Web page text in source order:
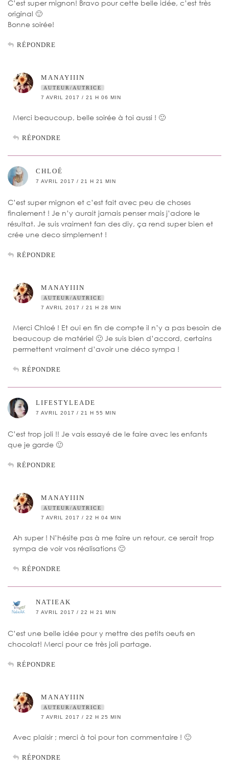
C’est super mignon! Bravo pour cette belle idée, c’est très
original 🙂
Bonne soirée!
RÉPONDRE
MANAYIIIN
AUTEUR/AUTRICE
7 AVRIL 2017 / 21 H 06 MIN
Merci beaucoup, belle soirée à toi aussi ! 🙂
RÉPONDRE
CHLOÉ
7 AVRIL 2017 / 21 H 21 MIN
C’est super mignon et c’est fait avec peu de choses
finalement ! Je n’y aurait jamais penser mais j’adore le
résultat. Je suis vraiment fan des diy, ça rend super bien et
crée une deco simplement !
RÉPONDRE
MANAYIIIN
AUTEUR/AUTRICE
7 AVRIL 2017 / 21 H 28 MIN
Merci Chloé ! Et oui en fin de compte il n’y a pas besoin de
beaucoup de matériel 🙂 Je suis bien d’accord, certains
permettent vraiment d’avoir une déco sympa !
RÉPONDRE
LIFESTYLEADE
7 AVRIL 2017 / 21 H 55 MIN
C’est trop joli !! Je vais essayé de le faire avec les enfants
que je garde 🙂
RÉPONDRE
MANAYIIIN
AUTEUR/AUTRICE
7 AVRIL 2017 / 22 H 04 MIN
Ah super ! N’hésite pas à me faire un retour, ce serait trop
sympa de voir vos réalisations 🙂
RÉPONDRE
NATIEAK
7 AVRIL 2017 / 22 H 21 MIN
C’est une belle idée pour y mettre des petits oeufs en
chocolat! Merci pour ce très joli partage.
RÉPONDRE
MANAYIIIN
AUTEUR/AUTRICE
7 AVRIL 2017 / 22 H 25 MIN
Avec plaisir ; merci à toi pour ton commentaire ! 🙂
RÉPONDRE